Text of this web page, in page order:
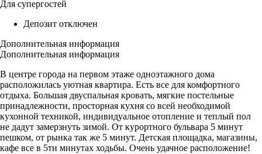
Для супергостей
Депозит отключен
Дополнительная информация
Дополнительная информация
В центре города на первом этаже одноэтажного дома
расположилась уютная квартира. Есть все для комфортного
отдыха. Большая двуспальная кровать, мягкие постельные
принадлежности, просторная кухня со всей необходимой
кухонной техникой, индивидуальное отопление и теплый пол
не дадут замерзнуть зимой. От курортного бульвара 5 минут
пешком, от рынка так же 5 минут. Детская площадка, магазины,
кафе все в 5ти минутах ходьбы. Очень удачное расположение!